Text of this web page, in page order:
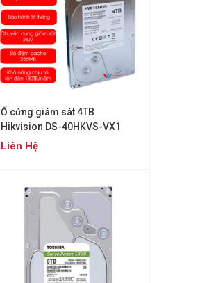
Ổ cứng giám sát 4TB
Hikvision DS-40HKVS-VX1
Liên Hệ